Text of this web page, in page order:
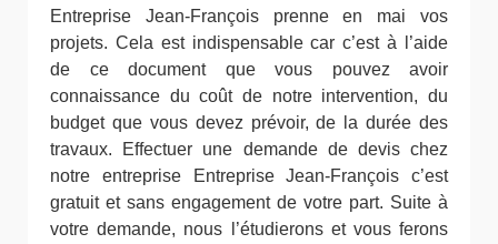
Entreprise Jean-François prenne en mai vos
projets. Cela est indispensable car c’est à l’aide
de ce document que vous pouvez avoir
connaissance du coût de notre intervention, du
budget que vous devez prévoir, de la durée des
travaux. Effectuer une demande de devis chez
notre entreprise Entreprise Jean-François c’est
gratuit et sans engagement de votre part. Suite à
votre demande, nous l’étudierons et vous ferons